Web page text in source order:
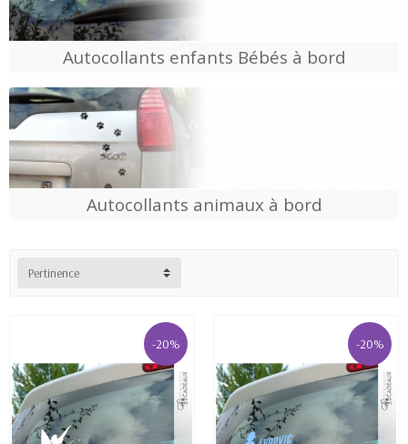
Autocollants enfants Bébés à bord
Autocollants animaux à bord
Pertinence
-20% -20%